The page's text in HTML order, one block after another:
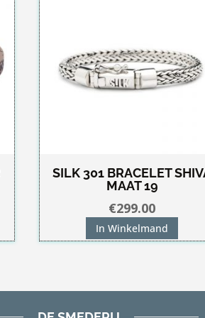
SILK 301 BRACELET
MAAT 19
€299.00
In Winkelmand